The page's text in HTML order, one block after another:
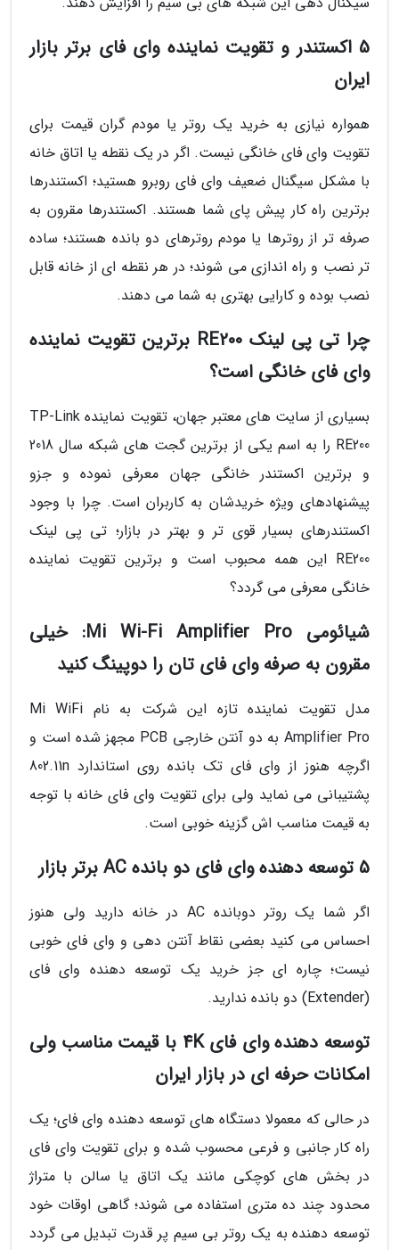
5 اکستندر و تقویت نماینده وای فای برتر بازار
ایران
همواره نیازی به خرید یک روتر یا مودم گران قیمت برای
تقویت وای فای خانگی نیست. اگر در یک نقطه یا اتاق خانه
با مشکل سیگنال ضعیف وای فای روبرو هستید؛ اکستندرها
برترین راه کار پیش پای شما هستند. اکستندرها مقرون به
صرفه تر از روترها یا مودم روترهای دو بانده هستند؛ ساده
تر نصب و راه اندازی می شوند؛ در هر نقطه ای از خانه قابل
نصب بوده و کارایی بهتری به شما می دهند.
چرا تی پی لینک RE200 برترین تقویت نماینده
وای فای خانگی است؟
بسیاری از سایت های معتبر جهان، تقویت نماینده TP-Link
RE200 را به اسم یکی از برترین گجت های شبکه سال 2018
و برترین اکستندر خانگی جهان معرفی نموده و جزو
پیشنهادهای ویژه خریدشان به کاربران است. چرا با وجود
اکستندرهای بسیار قوی تر و بهتر در بازار؛ تی پی لینک
RE200 این همه محبوب است و برترین تقویت نماینده
خانگی معرفی می گردد؟
شیائومی Mi Wi-Fi Amplifier Pro: خیلی
مقرون به صرفه وای فای تان را دوپینگ کنید
مدل تقویت نماینده تازه این شرکت به نام Mi WiFi
Amplifier Pro به دو آنتن خارجی PCB مجهز شده است و
اگرچه هنوز از وای فای تک بانده روی استاندارد 802.11n
پشتیبانی می نماید ولی برای تقویت وای فای خانه با توجه
به قیمت مناسب اش گزینه خوبی است.
5 توسعه دهنده وای فای دو بانده AC برتر بازار
اگر شما یک روتر دوبانده AC در خانه دارید ولی هنوز
احساس می کنید بعضی نقاط آنتن دهی و وای فای خوبی
نیست؛ چاره ای جز خرید یک توسعه دهنده وای فای
(Extender) دو بانده ندارید.
توسعه دهنده وای فای 4K با قیمت مناسب ولی
امکانات حرفه ای در بازار ایران
در حالی که معمولا دستگاه های توسعه دهنده وای فای؛ یک
راه کار جانبی و فرعی محسوب شده و برای تقویت وای فای
در بخش های کوچکی مانند یک اتاق یا سالن با متراژ
محدود چند ده متری استفاده می شوند؛ گاهی اوقات خود
توسعه دهنده به یک روتر بی سیم پر قدرت تبدیل می گردد